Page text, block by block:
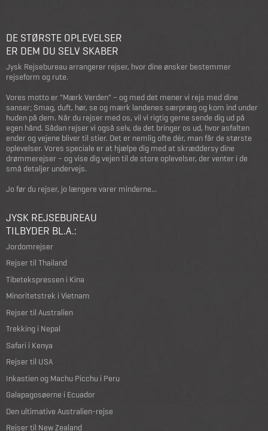
DE STØRSTE OPLEVELSER
ER DEM DU SELV SKABER
Jysk Rejsebureau arrangerer rejser, hvor dine ønsker bestemmer
rejseform og rute.
Vores motto er "Mærk Verden" – og med det mener vi rejs med dine
sanser; Smag, duft, hør, se og mærk landenes særpræg og kom ind under
huden på dem. Når du rejser med os, vil vi rigtig gerne sende dig ud på
egen hånd. Sådan rejser vi også selv, da det bringer os ud, hvor asfalten
ender og vejene bliver til stier. Det er nemlig ofte dér, man får de største
oplevelser. Vores speciale er at hjælpe dig med at skræddersy dine
drømmerejser – og vise dig vejen til de store oplevelser, der venter i de
små detaljer undervejs.
Jo før du rejser, jo længere varer minderne...
JYSK REJSEBUREAU
TILBYDER BL.A.:
Jordomrejser
Rejser til Thailand
Tibetekspressen i Kina
Minoritetstrek i Vietnam
Rejser til Australien
Trekking i Nepal
Safari i Kenya
Rejser til USA
Inkastien og Machu Picchu i Peru
Galapagosøerne i Ecuador
Den ultimative Australien-rejse
Rejser til New Zealand